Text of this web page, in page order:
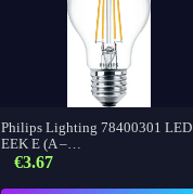
Philips Lighting 78400301 LED
EEK E (A –…
€3.67